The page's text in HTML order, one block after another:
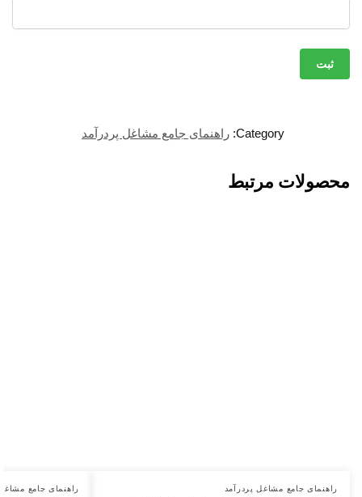
Category: راهنمای جامع مشاغل پردرآمد
محصولات مرتبط
راهنمای جامع مشاغل پردرآمد راهنمای جامع